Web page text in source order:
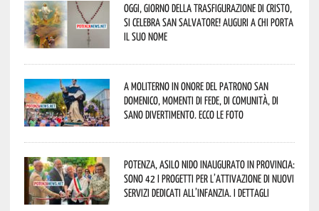
Oggi, giorno della Trasfigurazione di Cristo,
si celebra San Salvatore! Auguri a chi porta
il suo nome
A Moliterno in onore del Patrono San
Domenico, momenti di fede, di comunità, di
sano divertimento. Ecco le foto
Potenza, asilo nido inaugurato in provincia:
sono 42 i progetti per l’attivazione di nuovi
servizi dedicati all’infanzia. I dettagli